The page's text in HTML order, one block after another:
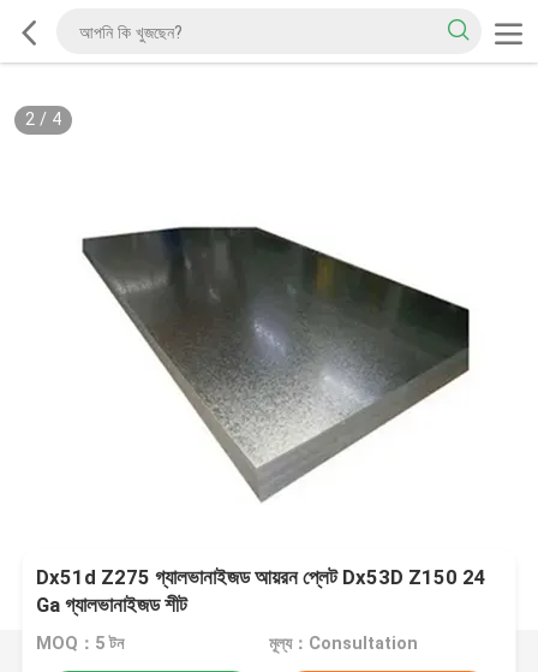
2/ 4
Dx51d Z275 গ্যালভানাইজড আয়রন প্লেট Dx53D Z150 24
Ga গ্যালভানাইজড শীট
MOQ：5 টন মূল্য：Consultation